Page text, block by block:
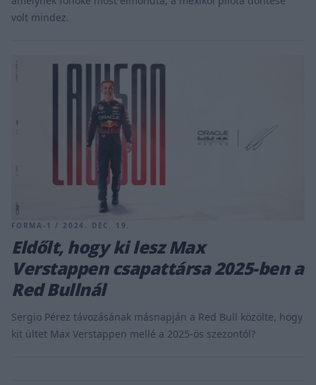
volt mindez.
FORMA-1 / 2024. DEC. 19.
Eldőlt, hogy ki lesz Max
Verstappen csapattársa 2025-ben a
Red Bullnál
Sergio Pérez távozásának másnapján a Red Bull közölte, hogy
kit ültet Max Verstappen mellé a 2025-ös szezontól?